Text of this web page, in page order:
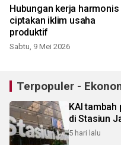
Hubungan kerja harmonis
ciptakan iklim usaha
produktif
Sabtu, 9 Mei 2026
Terpopuler -
KAI tambah
di Stasiun
5 hari lalu